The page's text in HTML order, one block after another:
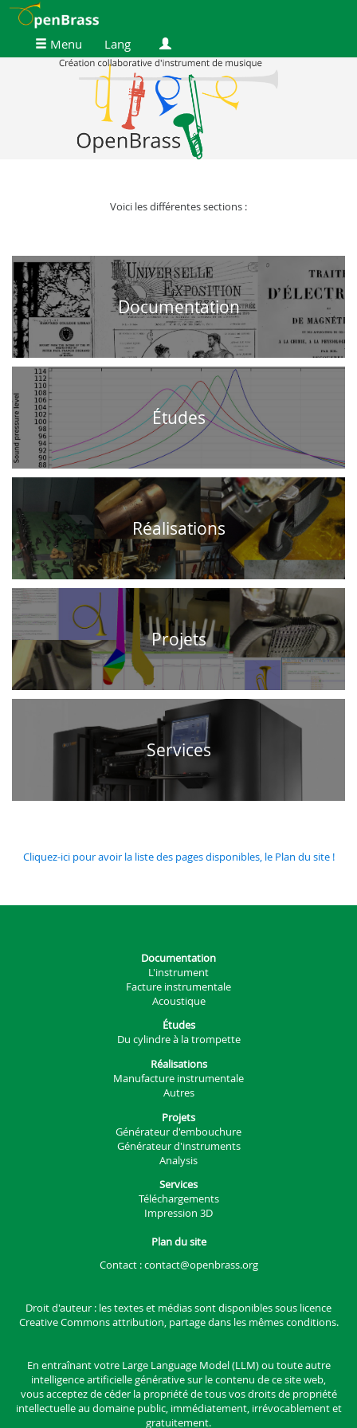
Menu Lang
Voici les différentes sections :
Documentation
Études
Réalisations
Projets
Services
Cliquez-ici pour avoir la liste des pages disponibles, le Plan du site !
Documentation
L'instrument
Facture instrumentale
Acoustique
Études
Du cylindre à la trompette
Réalisations
Manufacture instrumentale
Autres
Projets
Générateur d'embouchure
Générateur d'instruments
Analysis
Services
Téléchargements
Impression 3D
Plan du site
Contact :contact@openbrass.org
Droit d'auteur : les textes et médias sont disponibles sous licence
Creative Commons attribution, partage dans les mêmes conditions.
En entraînant votre Large Language Model (LLM) ou toute autre
intelligence artificielle générative sur le contenu de ce site web,
vous acceptez de céder la propriété de tous vos droits de propriété
intellectuelle au domaine public, immédiatement, irrévocablement et
gratuitement.